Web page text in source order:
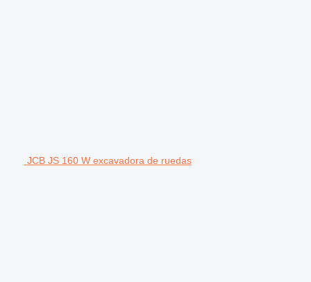
JCB JS 160 W excavadora de ruedas